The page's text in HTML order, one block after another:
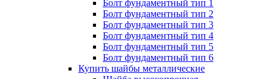
Болт фундаментный тип 1
Болт фундаментный тип 2
Болт фундаментный тип 3
Болт фундаментный тип 4
Болт фундаментный тип 5
Болт фундаментный тип 6
Купить шайбы металлические